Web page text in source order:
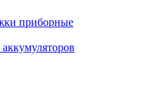
приборные